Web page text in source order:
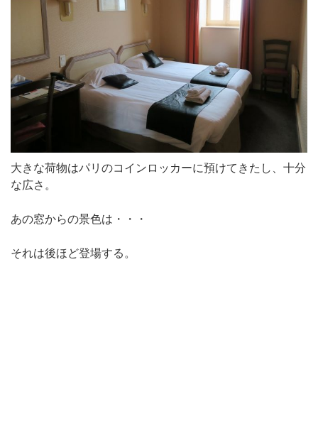
大きな荷物はパリのコインロッカーに預けてきたし、十分
な広さ。
あの窓からの景色は・・・
それは後ほど登場する。